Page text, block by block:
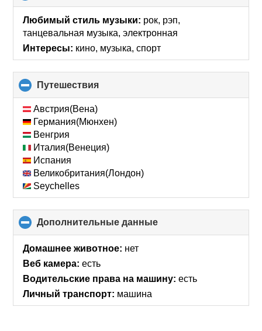
to
collapse
contents
Любимый стиль музыки: рок, рэп,
танцевальная музыка, электронная
Интересы: кино, музыка, спорт
Путешествия
to
contents
Австрия(Вена)
Германия(Мюнхен)
Венгрия
Италия(Венеция)
Испания
Великобритания(Лондон)
Seychelles
Дополнительные данные
to
Домашнее животное: нет
Веб камера: есть
Водительские права на машину: есть
Личный транспорт: машина